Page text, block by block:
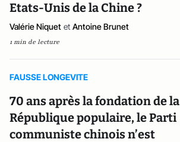
Etats-Unis de la Chine ?
Valérie Niquet et Antoine Brunet
1 min de lecture
FAUSSE LONGEVITE
70 ans après la fondation de la
République populaire, le Parti
communiste chinois n’est